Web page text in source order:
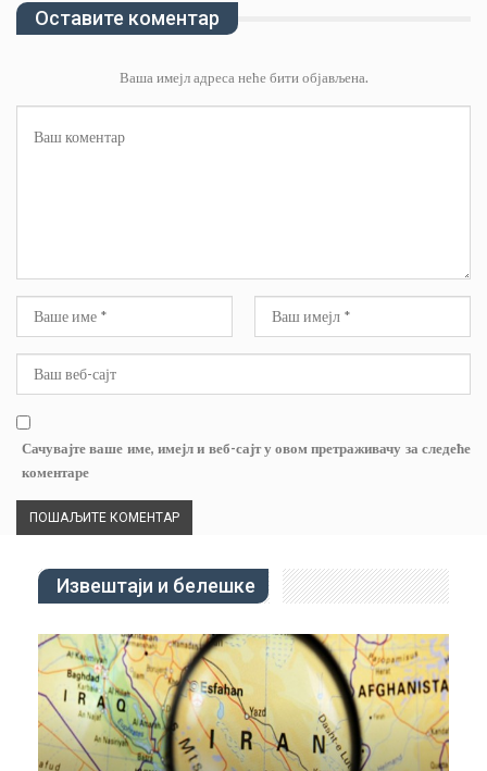
Оставите коментар
Ваша имејл адреса неће бити објављена.
Сачувајте ваше име, имејл и веб-сајт у овом претраживачу за следеће
коментаре
Извештаји и белешке